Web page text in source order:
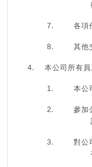
各項
其他
本公司所有員
本公
參加
對公